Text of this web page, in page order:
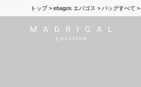
トップ ebagos エバゴス バッグすべて